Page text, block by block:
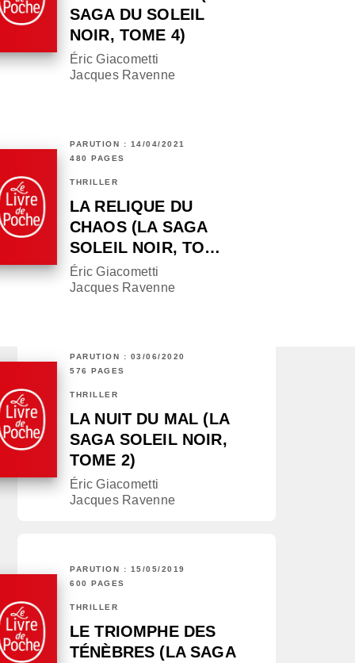
SAGA DU SOLEIL
NOIR, TOME 4)
Éric Giacometti
Jacques Ravenne
PARUTION : 14/04/2021
480 PAGES
THRILLER
LA RELIQUE DU
CHAOS (LA SAGA
SOLEIL NOIR, TO…
Éric Giacometti
Jacques Ravenne
PARUTION : 03/06/2020
576 PAGES
THRILLER
LA NUIT DU MAL (LA
SAGA SOLEIL NOIR,
TOME 2)
Éric Giacometti
Jacques Ravenne
PARUTION : 15/05/2019
600 PAGES
THRILLER
LE TRIOMPHE DES
TÉNÈBRES (LA SAGA